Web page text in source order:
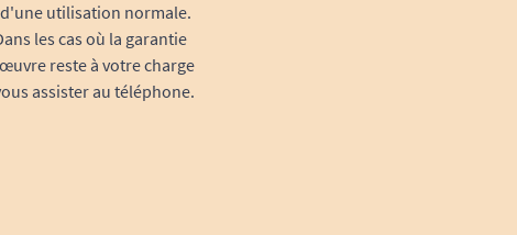
utilisation normale.
les cas où la garantie
reste à votre charge
assister au téléphone.